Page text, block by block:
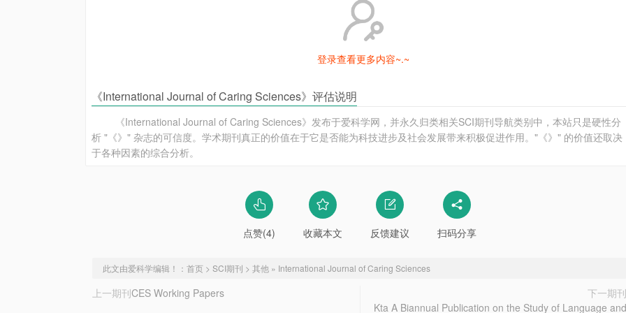
登录查看更多内容~.~
《International Journal of Caring Sciences》评估说明
《International Journal of Caring Sciences》发布于爱科学网，并永久归类相关SCI期刊导航类别中，本站只是硬性分
析 "《》" 杂志的可信度。学术期刊真正的价值在于它是否能为科技进步及社会发展带来积极促进作用。"《》" 的价值还取决
于各种因素的综合分析。
点赞(4) 收藏本文 反馈建议 扫码分享
此文由爱科学编辑！： 首页 > SCI期刊 > 其他 » International Journal of Caring Sciences
上一期刊CES Working Papers
下一期刊
Kta A Biannual Publication on the Study of Language and